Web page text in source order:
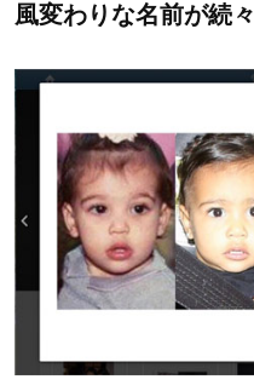
風変わりな名前が続々